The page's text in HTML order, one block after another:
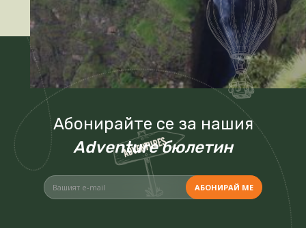
Абонирайте се за нашия
Adventure бюлетин